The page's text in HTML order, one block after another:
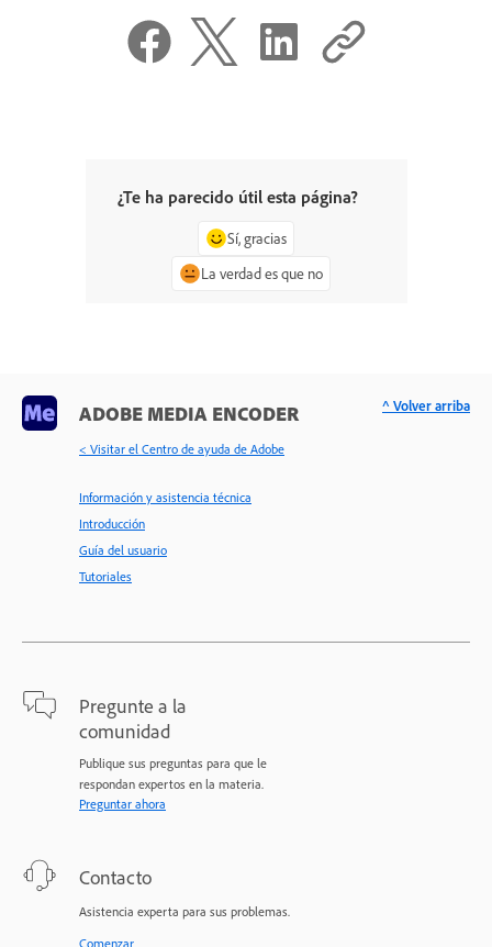
¿Te ha parecido útil esta página?
Sí, gracias
La verdad es que no
ADOBE MEDIA ENCODER
< Visitar el Centro de ayuda de Adobe
Información y asistencia técnica
Introducción
Guía del usuario
Tutoriales
Pregunte a la
comunidad
Publique sus preguntas para que le
respondan expertos en la materia.
Preguntar ahora
Contacto
Asistencia experta para sus problemas.
Comenzar
^ Volver arriba